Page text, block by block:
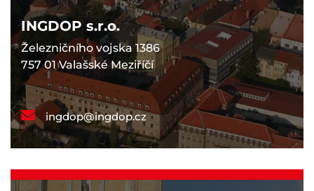
INGDOP s.r.o.
Železničního vojska 1386
757 01 Valašské Meziříčí
ingdop@ingdop.cz